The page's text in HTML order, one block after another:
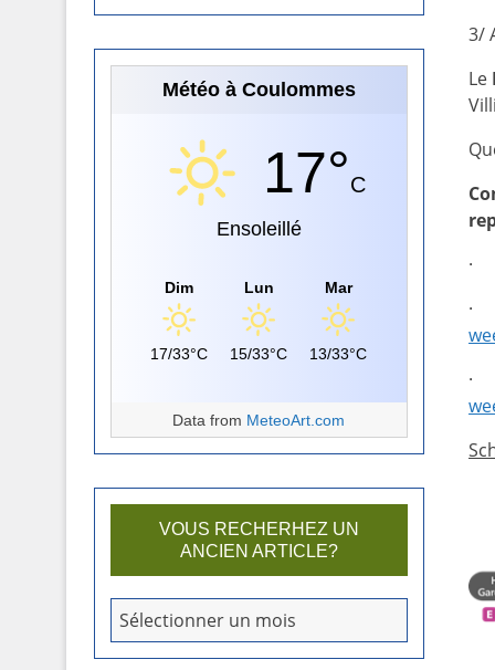
3/
Le
Météo à Coulommes
17°C
Ensoleillé
Dim
17/33°C
Lun
15/33°C
Mar
13/33°C
Data from MeteoArt.com
VOUS RECHERHEZ UN
ANCIEN ARTICLE?
o
u
Sélectionner un mois